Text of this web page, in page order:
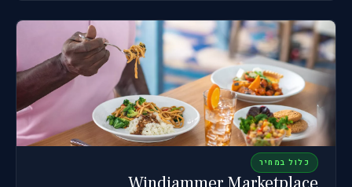
כלול במחיר